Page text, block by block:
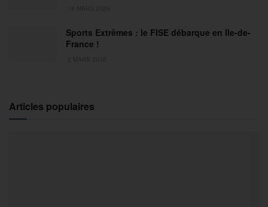
Sports Extrêmes : le FISE débarque en Ile-de-
France !
Articles populaires